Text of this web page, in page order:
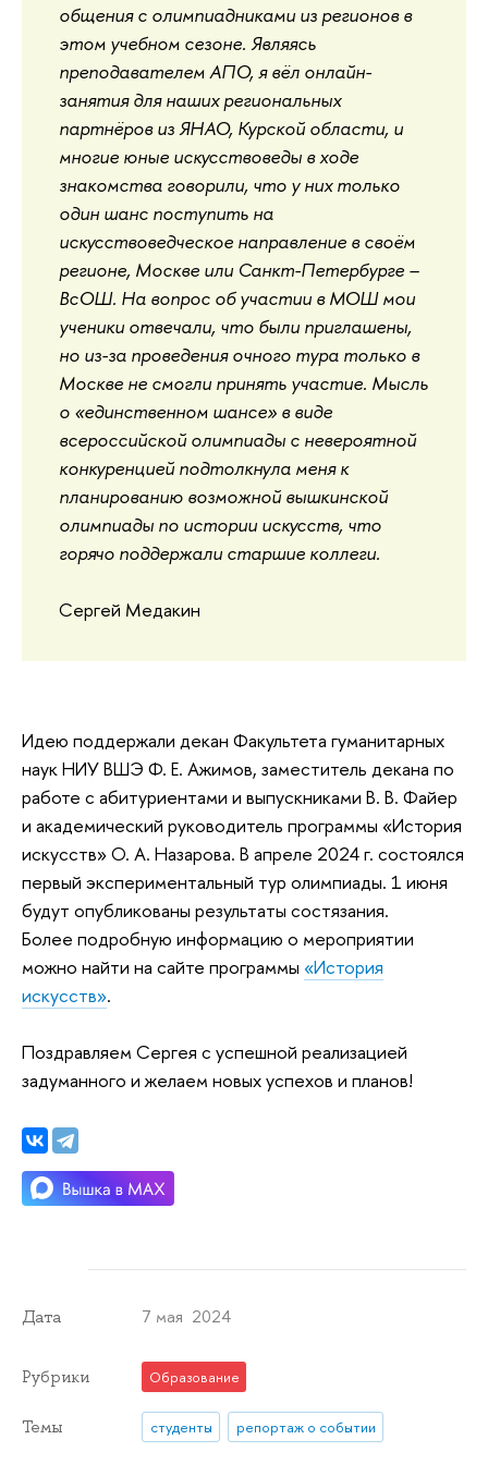
общения с олимпиадниками из регионов в
этом учебном сезоне. Являясь
преподавателем АПО, я вёл онлайн-
занятия для наших региональных
партнёров из ЯНАО, Курской области, и
многие юные искусствоведы в ходе
знакомства говорили, что у них только
один шанс поступить на
искусствоведческое направление в своём
регионе, Москве или Санкт-Петербурге –
ВсОШ. На вопрос об участии в МОШ мои
ученики отвечали, что были приглашены,
но из-за проведения очного тура только в
Москве не смогли принять участие. Мысль
о «единственном шансе» в виде
всероссийской олимпиады с невероятной
конкуренцией подтолкнула меня к
планированию возможной вышкинской
олимпиады по истории искусств, что
горячо поддержали старшие коллеги.
Сергей Медакин
Идею поддержали декан Факультета гуманитарных
наук НИУ ВШЭ Ф. Е. Ажимов, заместитель декана по
работе с абитуриентами и выпускниками В. В. Файер
и академический руководитель программы «История
искусств» О. А. Назарова. В апреле 2024 г. состоялся
первый экспериментальный тур олимпиады. 1 июня
будут опубликованы результаты состязания.
Более подробную информацию о мероприятии
можно найти на сайте программы «История
искусств».
Поздравляем Сергея с успешной реализацией
задуманного и желаем новых успехов и планов!
Дата 7 мая 2024
Рубрики Образование
Темы студенты репортаж о событии